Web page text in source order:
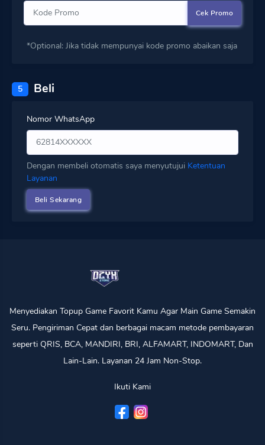
Cek Promo
*Optional: Jika tidak mempunyai kode promo abaikan saja
5 Beli
Nomor WhatsApp
Dengan membeli otomatis saya menyutujui Ketentuan
Layanan
Menyediakan Topup Game Favorit Kamu Agar Main Game Semakin
Seru. Pengiriman Cepat dan berbagai macam metode pembayaran
seperti QRIS, BCA, MANDIRI, BRI, ALFAMART, INDOMART, Dan
Lain-Lain. Layanan 24 Jam Non-Stop.
Ikuti Kami